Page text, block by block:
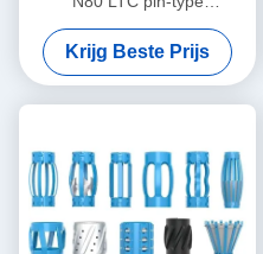
centralisator voor het
beperken van de
verplaatsing van de casing-
centralisator in olie- en
Krijg Beste Prijs